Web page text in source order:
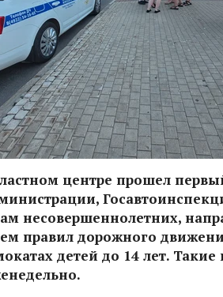
центре прошел
несовершеннолетних,
правил дорожного
детей до 14 лет.